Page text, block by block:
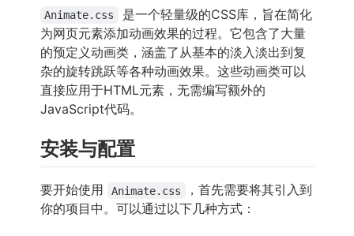
Animate.css
是一个轻量级的CSS库，旨在简化
为网页元素添加动画效果的过程。它包含了大量
的预定义动画类，涵盖了从基本的淡入淡出到复
杂的旋转跳跃等各种动画效果。这些动画类可以
直接应用于HTML元素，无需编写额外的
JavaScript代码。
安装与配置
要开始使用 Animate.css
，首先需要将其引入到
你的项目中。可以通过以下几种方式：